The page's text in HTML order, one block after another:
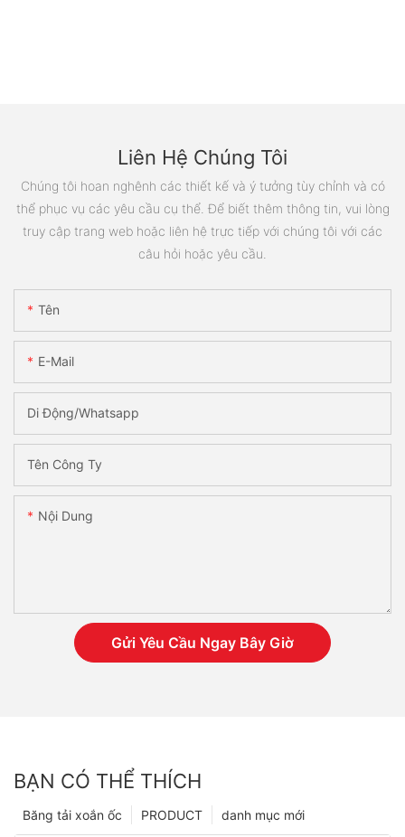
Liên Hệ Chúng Tôi
Chúng tôi hoan nghênh các thiết kế và ý tưởng tùy chỉnh và có
thể phục vụ các yêu cầu cụ thể. Để biết thêm thông tin, vui lòng
truy cập trang web hoặc liên hệ trực tiếp với chúng tôi với các
câu hỏi hoặc yêu cầu.
Tên
E-Mail
Di Động/Whatsapp
Tên Công Ty
Nội Dung
Gửi Yêu Cầu Ngay Bây Giờ
BẠN CÓ THỂ THÍCH
danh mục mới
PRODUCT
Băng tải xoắn ốc